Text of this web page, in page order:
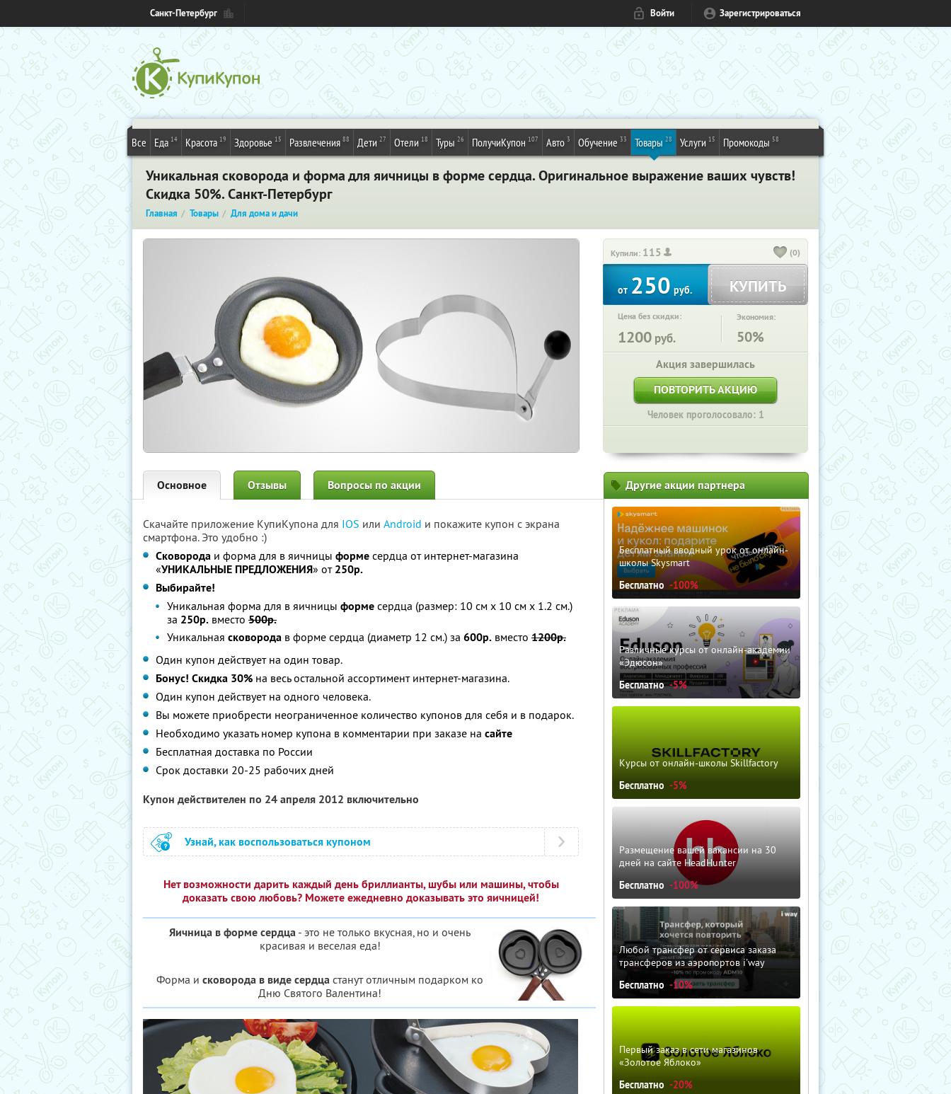
Санкт-Петербург Войти Зарегистрироваться
Все Еда 14 Красота 19 Здоровье 15 Развлечения 88 Дети 27 Отели 18 Туры 26 ПолучиКупон 107 Авто 3 Обучение 33 Товары 28 Услуги 15 Промокоды 58
Уникальная сковорода и форма для яичницы в форме сердца. Оригинальное выражение ваших чувств!
Скидка 50%. Санкт-Петербург
Главная Товары Для дома и дачи
Купили: 115 (0)
от250руб. КУПИТЬ
Цена без скидки:
1200 руб.
Экономия:
50%
Акция завершилась
ПОВТОРИТЬ АКЦИЮ
Человек проголосовало: 1
Основное Отзывы Вопросы по акции
Скачайте приложение КупиКупона для IOS или Android и покажите купон с экрана
смартфона. Это удобно :)
Сковорода и форма для в яичницы форме сердца от интернет-магазина
«УНИКАЛЬНЫЕ ПРЕДЛОЖЕНИЯ» от 250р.
Выбирайте!
Уникальная форма для в яичницы форме сердца (размер: 10 cм x 10 cм x 1.2 cм.)
за 250р. вместо 500р.
Уникальная сковорода в форме сердца (диаметр 12 см.) за 600р. вместо 1200р.
Один купон действует на один товар.
Бонус! Скидка 30% на весь остальной ассортимент интернет-магазина.
Один купон действует на одного человека.
Вы можете приобрести неограниченное количество купонов для себя и в подарок.
Необходимо указать номер купона в комментарии при заказе на сайте
Бесплатная доставка по России
Срок доставки 20-25 рабочих дней
Купон действителен по 24 апреля 2012 включительно
Узнай, как воспользоваться купоном
Нет возможности дарить каждый день бриллианты, шубы или машины, чтобы
доказать свою любовь? Можете ежедневно доказывать это яичницей!
Яичница в форме сердца - это не только вкусная, но и очень
красивая и веселая еда!
Форма и сковорода в виде сердца станут отличным подарком ко
Дню Святого Валентина!
Другие акции партнера
Бесплатный вводный урок от онлайн-
школы Skysmart
Бесплатно -100%
Различные курсы от онлайн-академии
«Эдюсон»
Бесплатно -5%
Курсы от онлайн-школы Skillfactory
Бесплатно -5%
Размещение вашей вакансии на 30
дней на сайте HeadHunter
Бесплатно -100%
Любой трансфер от сервиса заказа
трансферов из аэропортов i'way
Бесплатно -10%
Первый заказ в сети магазинов
«Золотое Яблоко»
Бесплатно -20%